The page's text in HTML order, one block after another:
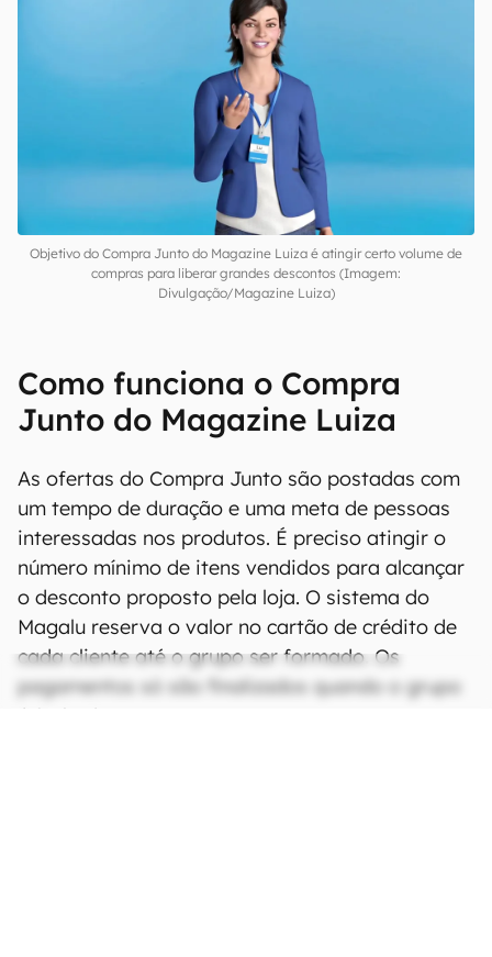
Objetivo do Compra Junto do Magazine Luiza é atingir certo volume de
compras para liberar grandes descontos (Imagem:
Divulgação/Magazine Luiza)
Como funciona o Compra
Junto do Magazine Luiza
As ofertas do Compra Junto são postadas com
um tempo de duração e uma meta de pessoas
interessadas nos produtos. É preciso atingir o
número mínimo de itens vendidos para alcançar
o desconto proposto pela loja. O sistema do
Magalu reserva o valor no cartão de crédito de
cada cliente até o grupo ser formado. Os
pagamentos só são finalizados quando o grupo
é fechado com sucesso.